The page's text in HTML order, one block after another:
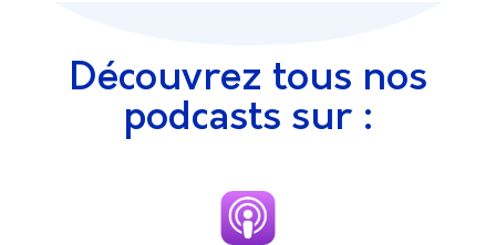
Découvrez tous nos
podcasts sur :